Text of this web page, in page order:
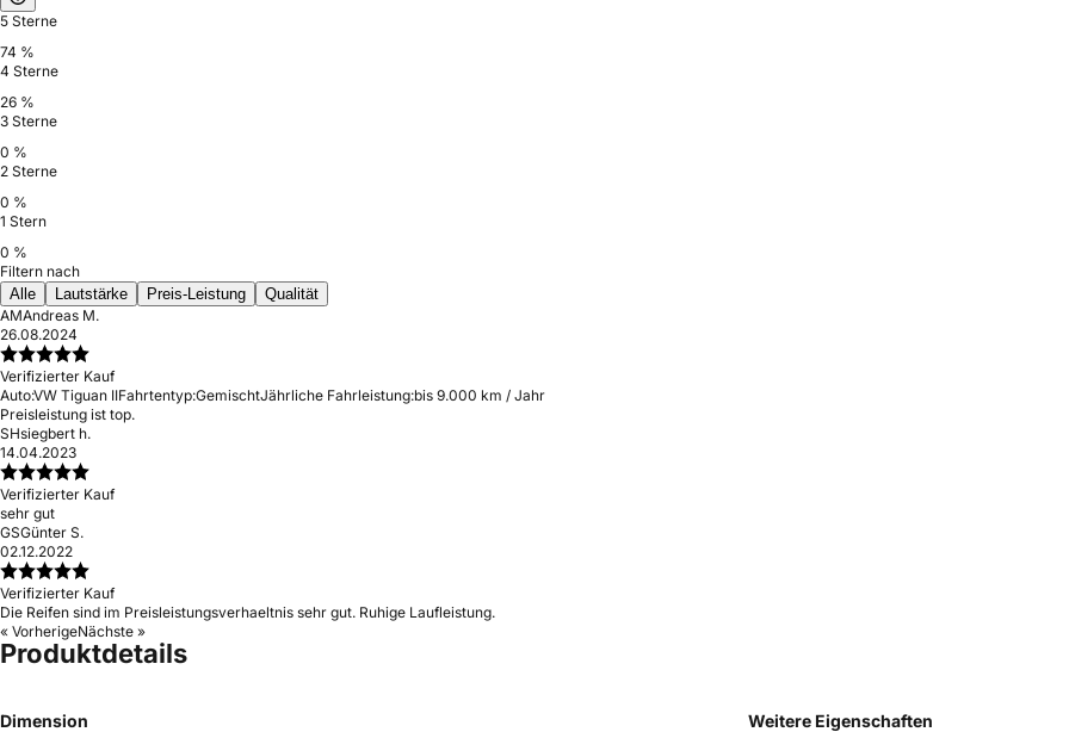
5 Sterne
74 %
4 Sterne
26 %
3 Sterne
0 %
2 Sterne
0 %
1 Stern
0 %
Filtern nach
Alle
Lautstärke Preis-Leistung
Qualität
AMAndreas M.
26.08.2024
Verifizierter Kauf
Auto:VW Tiguan IIFahrtentyp:GemischtJährliche Fahrleistung:bis 9.000 km / Jahr
Preisleistung ist top.
SHsiegbert h.
14.04.2023
Verifizierter Kauf
sehr gut
GSGünter S.
02.12.2022
Verifizierter Kauf
Die Reifen sind im Preisleistungsverhaeltnis sehr gut. Ruhige Laufleistung.
« VorherigeNächste »
Produktdetails
Dimension Weitere Eigenschaften